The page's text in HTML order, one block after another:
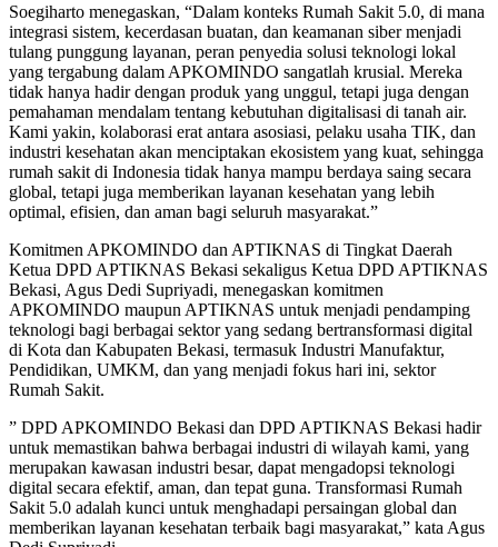
Soegiharto menegaskan, “Dalam konteks Rumah Sakit 5.0, di mana
integrasi sistem, kecerdasan buatan, dan keamanan siber menjadi
tulang punggung layanan, peran penyedia solusi teknologi lokal
yang tergabung dalam APKOMINDO sangatlah krusial. Mereka
tidak hanya hadir dengan produk yang unggul, tetapi juga dengan
pemahaman mendalam tentang kebutuhan digitalisasi di tanah air.
Kami yakin, kolaborasi erat antara asosiasi, pelaku usaha TIK, dan
industri kesehatan akan menciptakan ekosistem yang kuat, sehingga
rumah sakit di Indonesia tidak hanya mampu berdaya saing secara
global, tetapi juga memberikan layanan kesehatan yang lebih
optimal, efisien, dan aman bagi seluruh masyarakat.”
Komitmen APKOMINDO dan APTIKNAS di Tingkat Daerah
Ketua DPD APTIKNAS Bekasi sekaligus Ketua DPD APTIKNAS
Bekasi, Agus Dedi Supriyadi, menegaskan komitmen
APKOMINDO maupun APTIKNAS untuk menjadi pendamping
teknologi bagi berbagai sektor yang sedang bertransformasi digital
di Kota dan Kabupaten Bekasi, termasuk Industri Manufaktur,
Pendidikan, UMKM, dan yang menjadi fokus hari ini, sektor
Rumah Sakit.
” DPD APKOMINDO Bekasi dan DPD APTIKNAS Bekasi hadir
untuk memastikan bahwa berbagai industri di wilayah kami, yang
merupakan kawasan industri besar, dapat mengadopsi teknologi
digital secara efektif, aman, dan tepat guna. Transformasi Rumah
Sakit 5.0 adalah kunci untuk menghadapi persaingan global dan
memberikan layanan kesehatan terbaik bagi masyarakat,” kata Agus